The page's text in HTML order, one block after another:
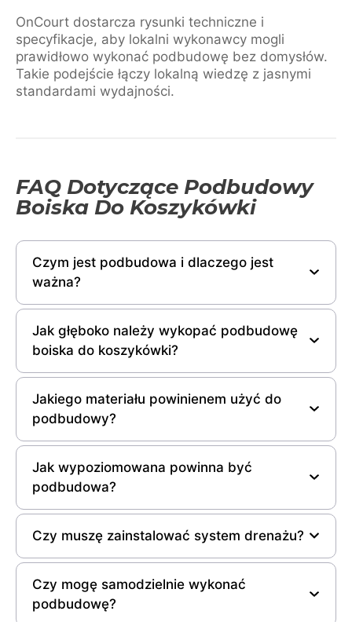
OnCourt dostarcza rysunki techniczne i
specyfikacje, aby lokalni wykonawcy mogli
prawidłowo wykonać podbudowę bez domysłów.
Takie podejście łączy lokalną wiedzę z jasnymi
standardami wydajności.
FAQ Dotyczące Podbudowy
Boiska Do Koszykówki
Czym jest podbudowa i dlaczego jest
ważna?
Jak głęboko należy wykopać podbudowę
boiska do koszykówki?
Jakiego materiału powinienem użyć do
podbudowy?
Jak wypoziomowana powinna być
podbudowa?
Czy muszę zainstalować system drenażu?
Czy mogę samodzielnie wykonać
podbudowę?